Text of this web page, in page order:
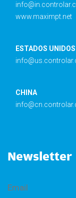
www.maximpt.net
ESTADOS UNIDOS
CHINA
Newsletter